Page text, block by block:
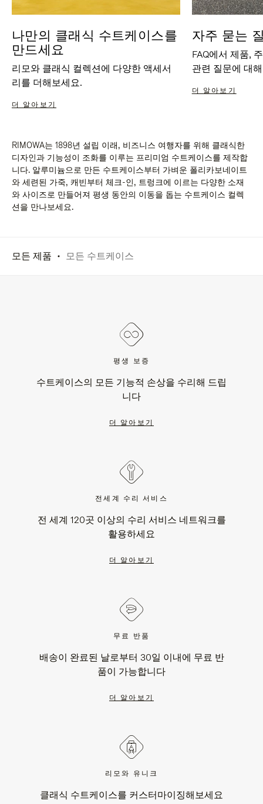
나만의 클래식 수트케이스를
만드세요
리모와 클래식 컬렉션에 다양한 액세서
리를 더해보세요.
더 알아보기
자주 묻는
FAQ에서 제품,
관련 질문에 대
더 알아보기
RIMOWA는 1898년 설립 이래, 비즈니스 여행자를 위해 클래식한
디자인과 기능성이 조화를 이루는 프리미엄 수트케이스를 제작합
니다. 알루미늄으로 만든 수트케이스부터 가벼운 폴리카보네이트
와 세련된 가죽, 캐빈부터 체크-인, 트렁크에 이르는 다양한 소재
와 사이즈로 만들어져 평생 동안의 이동을 돕는 수트케이스 컬렉
션을 만나보세요.
모든 제품 모든 수트케이스
평생 보증
수트케이스의 모든 기능적 손상을 수리해 드립
니다
더 알아보기
전세계 수리 서비스
전 세계 120곳 이상의 수리 서비스 네트워크를
활용하세요
더 알아보기
무료 반품
배송이 완료된 날로부터 30일 이내에 무료 반
품이 가능합니다
더 알아보기
리모와 유니크
클래식 수트케이스를 커스터마이징해보세요